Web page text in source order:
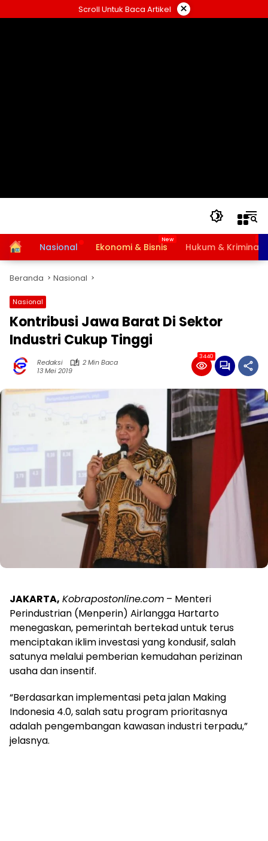
ke
Scroll Untuk Baca Artikel ×
HomeNasional Ekonomi & Bisnis Hukum & Kriminal
Beranda Nasional
Nasional
Kontribusi Jawa Barat Di Sektor
Industri Cukup Tinggi
Redaksi
2 Min Baca
13 Mei 2019
3440
JAKARTA, Kobrapostonline.com – Menteri
Perindustrian (Menperin) Airlangga Hartarto
menegaskan, pemerintah bertekad untuk terus
menciptakan iklim investasi yang kondusif, salah
satunya melalui pemberian kemudahan perizinan
usaha dan insentif.
“Berdasarkan implementasi peta jalan Making
Indonesia 4.0, salah satu program prioritasnya
adalah pengembangan kawasan industri terpadu,”
jelasnya.